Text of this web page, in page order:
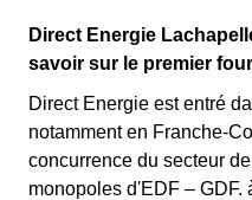
Direct Energie
savoir sur le premier
Direct Energie est entré
notamment en Franche-
concurrence du secteur
monopoles d'EDF – GDF.